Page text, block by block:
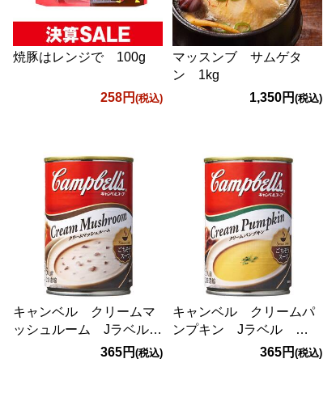
焼豚はレンジで 100g
258円(税込)
マッスンブ サムゲタ
ン 1kg
1,350円 (税込)
キャンベル クリームマ
ッシュルーム Jラベル
305g（3人前）365円(税込)
キャンベル クリームパ
ンプキン Jラベル
305g（3人前）365円 (税込)